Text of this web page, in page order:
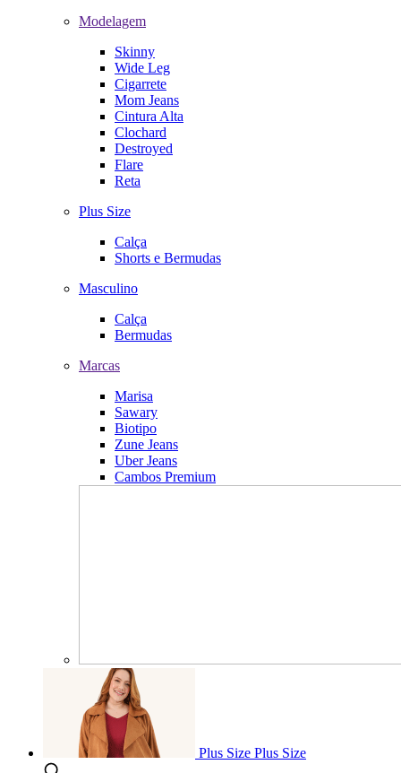
Modelagem
Skinny
Wide Leg
Cigarrete
Mom Jeans
Cintura Alta
Clochard
Destroyed
Flare
Reta
Plus Size
Calça
Shorts e Bermudas
Masculino
Calça
Bermudas
Marcas
Marisa
Sawary
Biotipo
Zune Jeans
Uber Jeans
Cambos Premium
Plus Size Plus Size